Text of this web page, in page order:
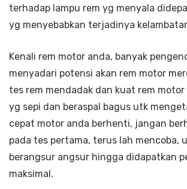
terhadap lampu rem yg menyala
yg menyebabkan terjadinya
Kenali rem motor anda, banyak
menyadari potensi akan rem motor
tes rem mendadak dan kuat rem
yg sepi dan beraspal bagus utk
cepat motor anda berhenti, jangan
pada tes pertama, terus lah mencoba,
berangsur angsur hingga didapatkan
maksimal.